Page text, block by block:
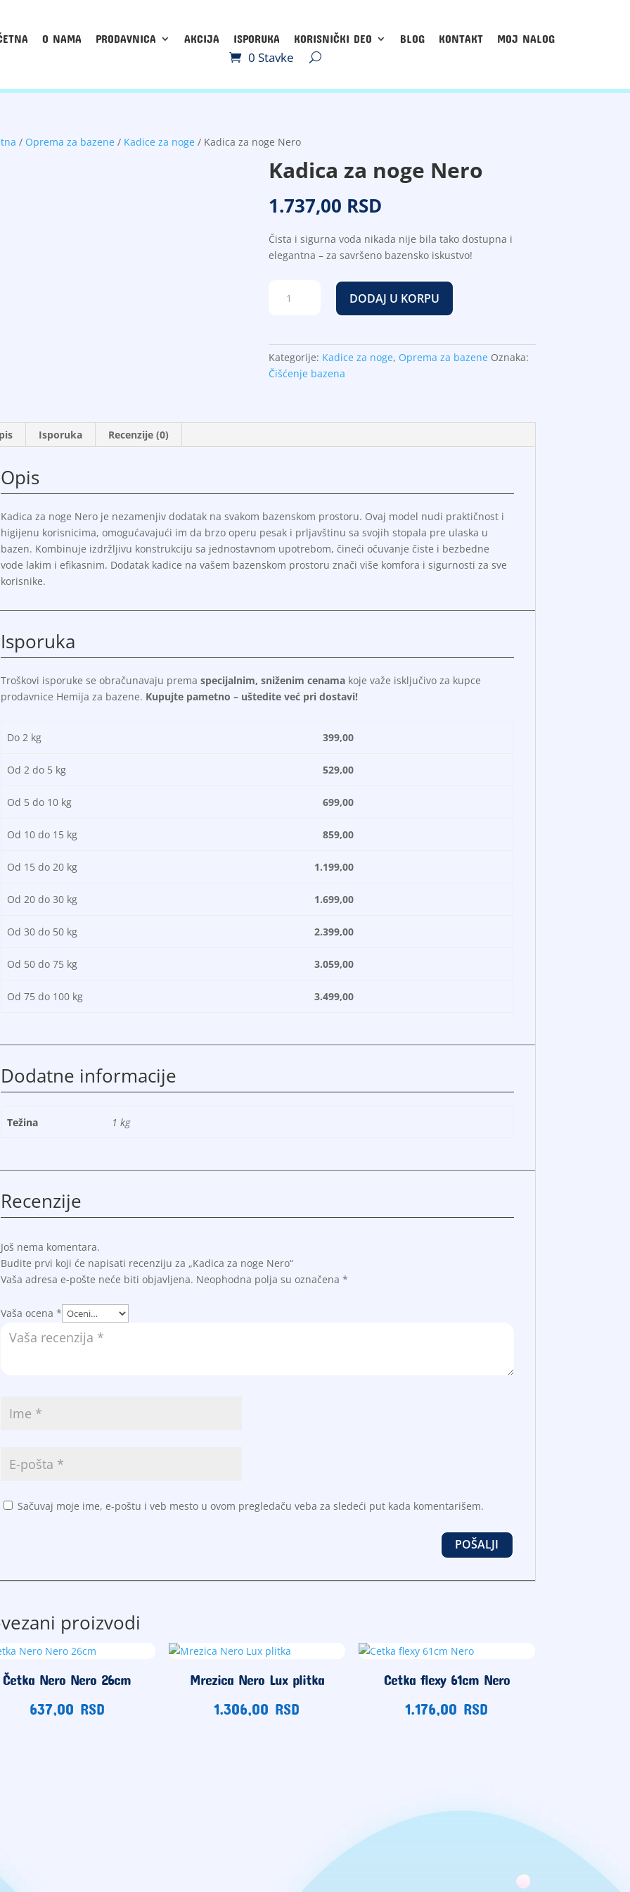
O NAMA PRODAVNICA AKCIJA ISPORUKA KORISNIČKI DEO BLOG KONTAKT MOJ NALOG
0 Stavke
/ Oprema za bazene/ Kadice za noge/ Kadica za noge Nero
Kadica za noge Nero
1.737,00 RSD
Čista i sigurna voda nikada nije bila tako dostupna i
elegantna – za savršeno bazensko iskustvo!
količina
DODAJ U KORPU
Kategorije: Kadice za noge, Oprema za bazene Oznaka:
Čišćenje bazena
Isporuka Recenzije (0)
Opis
Kadica za noge Nero je nezamenjiv dodatak na svakom bazenskom prostoru. Ovaj model nudi praktičnost i
higijenu korisnicima, omogućavajući im da brzo operu pesak i prljavštinu sa svojih stopala pre ulaska u
bazen. Kombinuje izdržljivu konstrukciju sa jednostavnom upotrebom, čineći očuvanje čiste i bezbedne
vode lakim i efikasnim. Dodatak kadice na vašem bazenskom prostoru znači više komfora i sigurnosti za sve
korisnike.
Isporuka
Troškovi isporuke se obračunavaju prema specijalnim, sniženim cenamakoje važe isključivo za kupce
prodavnice Hemija za bazene. Kupujte pametno – uštedite već pri dostavi!
Do 2 kg 399,00
Od 2 do 5 kg 529,00
Od 5 do 10 kg 699,00
Od 10 do 15 kg 859,00
Od 15 do 20 kg 1.199,00
Od 20 do 30 kg 1.699,00
Od 30 do 50 kg 2.399,00
Od 50 do 75 kg 3.059,00
Od 75 do 100 kg 3.499,00
Dodatne informacije
Težina 1 kg
Recenzije
Još nema komentara.
Budite prvi koji će napisati recenziju za „Kadica za noge Nero“
Vaša adresa e-pošte neće biti objavljena. Neophodna polja su označena *
Vaša ocena *
Sačuvaj moje ime, e-poštu i veb mesto u ovom pregledaču veba za sledeći put kada komentarišem.
proizvodi
Četka Nero Nero 26cm
637,00 RSD
Mrezica Nero Lux plitka
1.306,00 RSD
Cetka flexy 61cm Nero
1.176,00 RSD